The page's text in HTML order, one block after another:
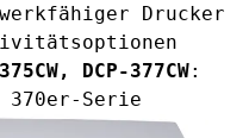
Drucker
DCP-377CW:
370er-Serie